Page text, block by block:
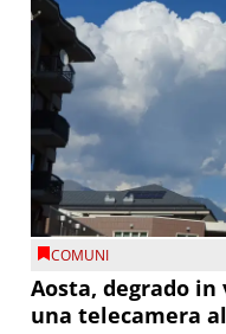
COMUNI
Aosta, degrado
una telecamera